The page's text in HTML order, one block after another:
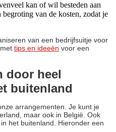
kan of wil besteden aan
van de kosten, zodat je
van een bedrijfsuitje voor
tips en ideeën voor een
door heel
buitenland
arrangementen. Je kunt je
maar ook in België. Ook
het buitenland. Hieronder een